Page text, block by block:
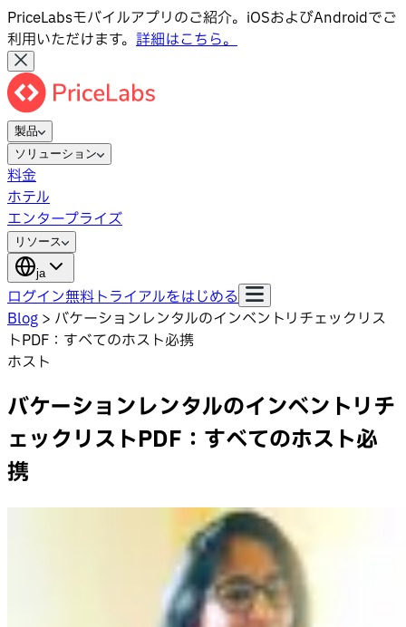
PriceLabsモバイルアプリのご紹介。iOSおよびAndroidでご
利用いただけます。 詳細はこちら。
製品
ソリューション
料金
ホテル
エンタープライズ
リソース
ja
ログイン無料トライアルをはじめる
Blog > バケーションレンタルのインベントリチェックリス
トPDF：すべてのホスト必携
ホスト
バケーションレンタルのインベントリチ
ェックリストPDF：すべてのホスト必
携